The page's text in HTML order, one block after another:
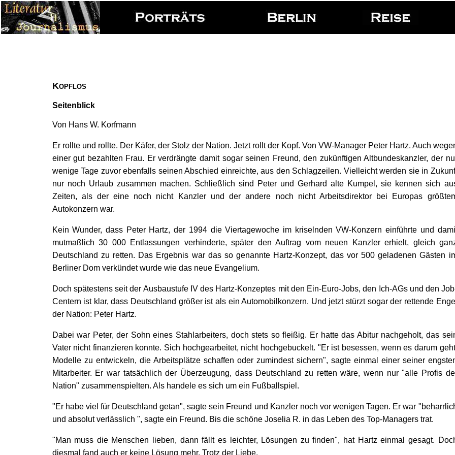
Kopflos
Seitenblick
Von Hans W. Korfmann
Er rollte und rollte. Der Käfer, der Stolz der Nation. Jetzt rollt der Kopf. Von VW-Manager Peter Hartz. Auch
einer gut bezahlten Frau. Er verdrängte damit sogar seinen Freund, den zukünftigen Altbundeskanzler, der
wenige Tage zuvor ebenfalls seinen Abschied einreichte, aus den Schlagzeilen. Vielleicht werden sie in
nur noch Urlaub zusammen machen. Schließlich sind Peter und Gerhard alte Kumpel, sie kennen sich
Zeiten, als der eine noch nicht Kanzler und der andere noch nicht Arbeitsdirektor bei Europas
Autokonzern war.
Kein Wunder, dass Peter Hartz, der 1994 die Viertagewoche im kriselnden VW-Konzern einführte und
mutmaßlich 30 000 Entlassungen verhinderte, später den Auftrag vom neuen Kanzler erhielt, gleich
Deutschland zu retten. Das Ergebnis war das so genannte Hartz-Konzept, das vor 500 geladenen Gästen
Berliner Dom verkündet wurde wie das neue Evangelium.
Doch spätestens seit der Ausbaustufe IV des Hartz-Konzeptes mit den Ein-Euro-Jobs, den Ich-AGs und den
Centern ist klar, dass Deutschland größer ist als ein Automobilkonzern. Und jetzt stürzt sogar der rettende Engel
der Nation: Peter Hartz.
Dabei war Peter, der Sohn eines Stahlarbeiters, doch stets so fleißig. Er hatte das Abitur nachgeholt, das
Vater nicht finanzieren konnte. Sich hochgearbeitet, nicht hochgebuckelt. "Er ist besessen, wenn es darum
Modelle zu entwickeln, die Arbeitsplätze schaffen oder zumindest sichern", sagte einmal einer seiner
Mitarbeiter. Er war tatsächlich der Überzeugung, dass Deutschland zu retten wäre, wenn nur "alle Profis
Nation" zusammenspielten. Als handele es sich um ein Fußballspiel.
"Er habe viel für Deutschland getan", sagte sein Freund und Kanzler noch vor wenigen Tagen. Er war
und absolut verlässlich ", sagte ein Freund. Bis die schöne Joselia R. in das Leben des Top-Managers trat.
"Man muss die Menschen lieben, dann fällt es leichter, Lösungen zu finden", hat Hartz einmal gesagt.
diesmal fand auch er keine Lösung mehr. Trotz der Liebe.